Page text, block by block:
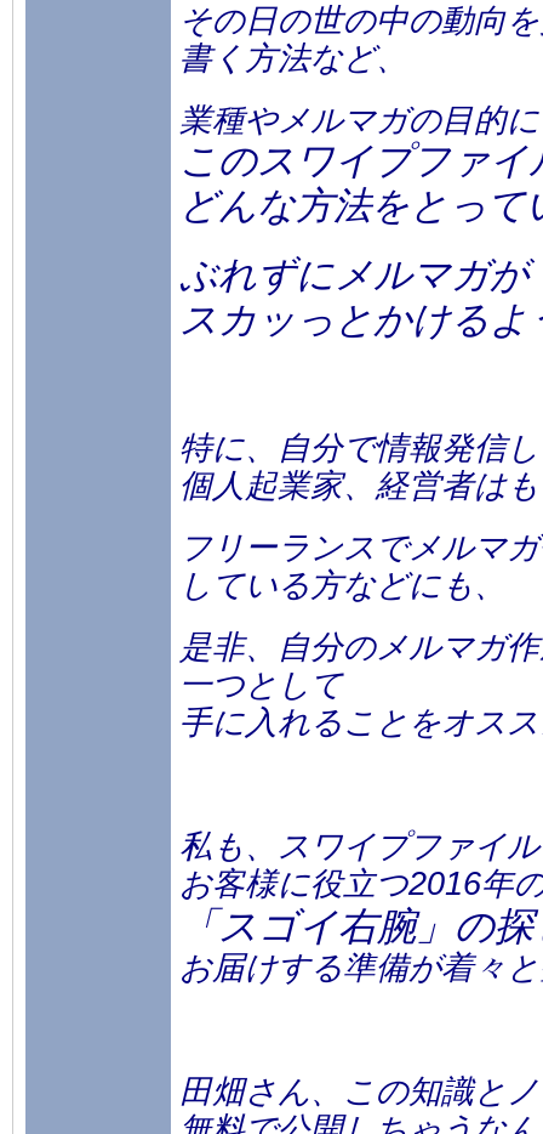
その日の世の中の動向
書く方法など、
業種やメルマガの目的
このスワイプファ
どんな方法をとって
ぶれずにメルマガが
スカッっとかけるよ
特に、自分で情報発信
個人起業家、経営者は
フリーランスでメルマ
している方などにも、
是非、自分のメルマガ
一つとして
手に入れることをオス
私も、スワイプファイ
お客様に役立つ2016年
「スゴイ右腕」の
お届けする準備が着々
田畑さん、この知識と